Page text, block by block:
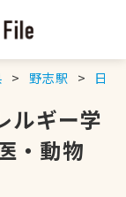
野志駅 日本
ルギー学
・動物